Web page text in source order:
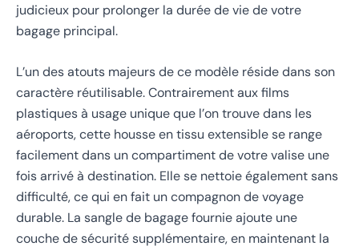
judicieux pour prolonger la durée de vie de votre
bagage principal.
L’un des atouts majeurs de ce modèle réside dans son
caractère réutilisable. Contrairement aux films
plastiques à usage unique que l’on trouve dans les
aéroports, cette housse en tissu extensible se range
facilement dans un compartiment de votre valise une
fois arrivé à destination. Elle se nettoie également sans
difficulté, ce qui en fait un compagnon de voyage
durable. La sangle de bagage fournie ajoute une
couche de sécurité supplémentaire, en maintenant la